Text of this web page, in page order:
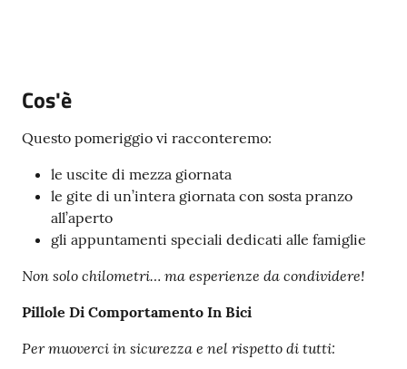
Seguici
su
Cos'è
Questo pomeriggio vi racconteremo:
le uscite di mezza giornata
le gite di un’intera giornata con sosta pranzo
all’aperto
gli appuntamenti speciali dedicati alle famiglie
Non solo chilometri… ma esperienze da condividere!
Pillole Di Comportamento In Bici
Per muoverci in sicurezza e nel rispetto di tutti: